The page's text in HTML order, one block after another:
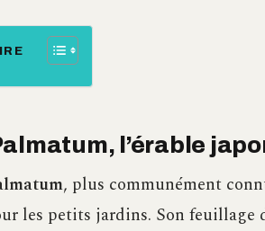
l’érable
, plus communément
les petits jardins. Son